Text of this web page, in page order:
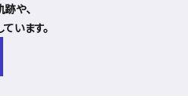
や、
います。